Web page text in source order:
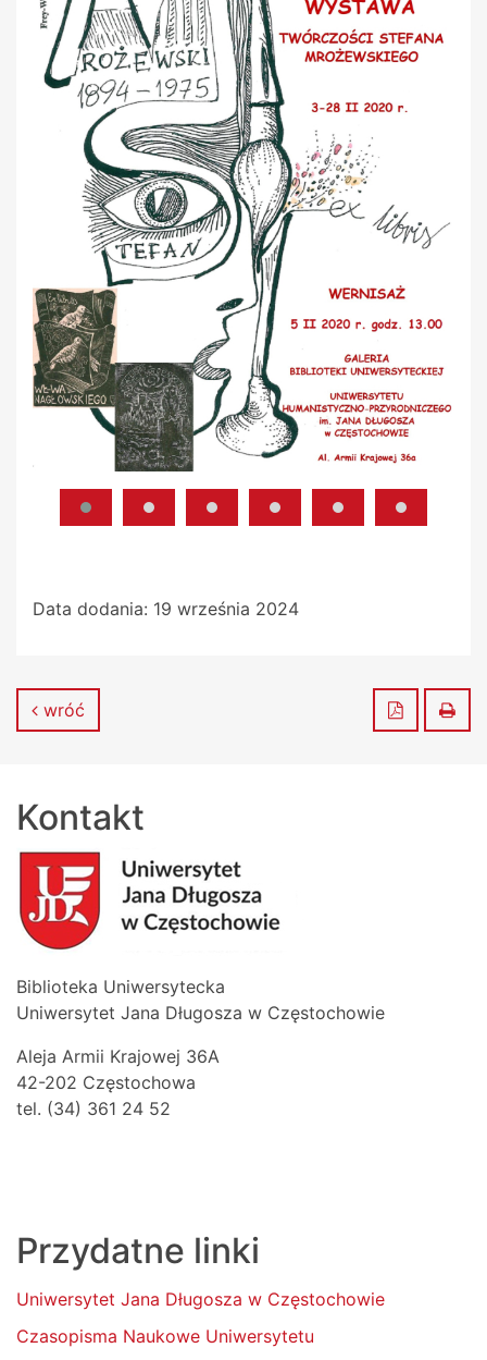
Data dodania: 19 września 2024
wróć Zapisz do
Kontakt
Biblioteka Uniwersytecka
Uniwersytet Jana Długosza w Częstochowie
Aleja Armii Krajowej 36A
42-202 Częstochowa
tel. (34) 361 24 52
Przydatne linki
Uniwersytet Jana Długosza w Częstochowie
Czasopisma Naukowe Uniwersytetu